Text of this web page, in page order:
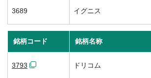
3689 イグニス
銘柄コード 銘柄名称
3793 ドリコム